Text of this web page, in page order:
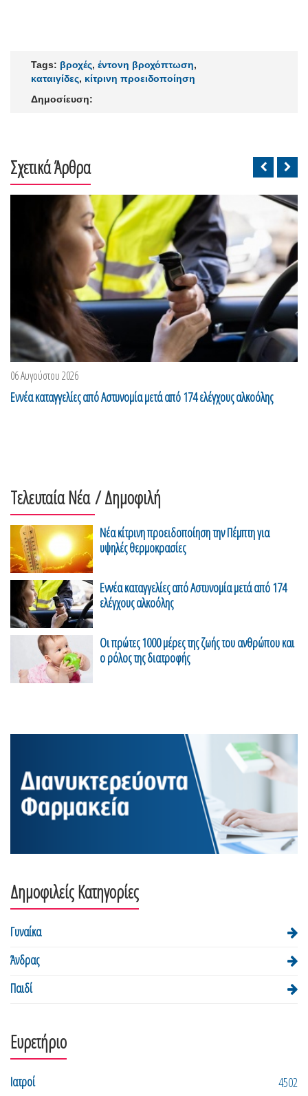
Tags: βροχές, έντονη βροχόπτωση,
καταιγίδες, κίτρινη προειδοποίηση
Δημοσίευση:
Σχετικά Άρθρα
06 Αυγούστου 2026
Eννέα καταγγελίες από Αστυνομία μετά από 174 ελέγχους αλκοόλης
Τελευταία Νέα / Δημοφιλή
Νέα κίτρινη προειδοποίηση την Πέμπτη για
υψηλές θερμοκρασίες
Eννέα καταγγελίες από Αστυνομία μετά από 174
ελέγχους αλκοόλης
Οι πρώτες 1000 μέρες της ζωής του ανθρώπου και
ο ρόλος της διατροφής
Δημοφιλείς Κατηγορίες
Γυναίκα
Άνδρας
Παιδί
Ευρετήριο
Ιατροί
4502